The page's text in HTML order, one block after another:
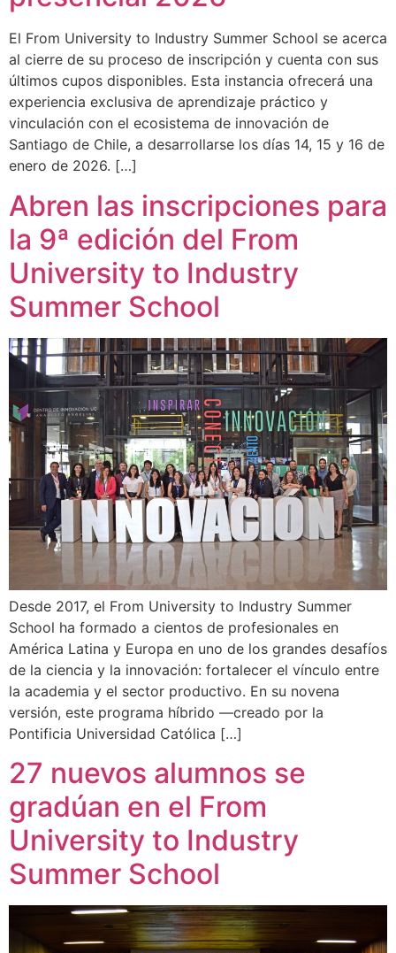
El From University to Industry Summer School se acerca
al cierre de su proceso de inscripción y cuenta con sus
últimos cupos disponibles. Esta instancia ofrecerá una
experiencia exclusiva de aprendizaje práctico y
vinculación con el ecosistema de innovación de
Santiago de Chile, a desarrollarse los días 14, 15 y 16 de
enero de 2026. […]
Abren las inscripciones para
la 9ª edición del From
University to Industry
Summer School
Desde 2017, el From University to Industry Summer
School ha formado a cientos de profesionales en
América Latina y Europa en uno de los grandes desafíos
de la ciencia y la innovación: fortalecer el vínculo entre
la academia y el sector productivo. En su novena
versión, este programa híbrido —creado por la
Pontificia Universidad Católica […]
27 nuevos alumnos se
gradúan en el From
University to Industry
Summer School